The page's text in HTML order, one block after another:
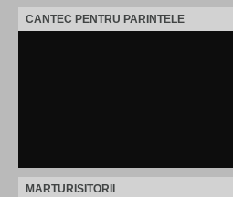
CANTEC PENTRU PARINTELE
MARTURISITORII